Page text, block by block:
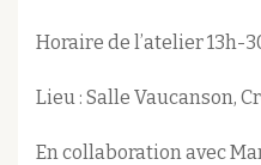
Horaire de l’atelier 13h-
Lieu : Salle Vaucanson,
En collaboration avec